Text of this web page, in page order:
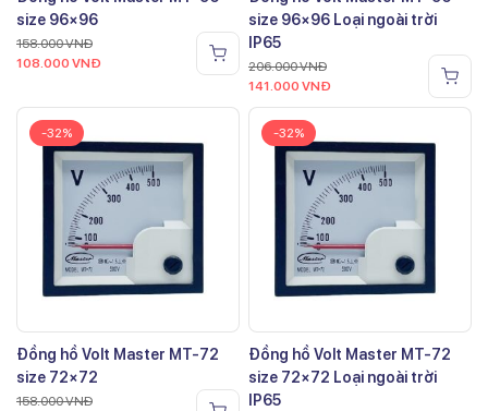
size 96×96
158.000VNĐ
108.000 VNĐ
size 96×96 Loại ngoài trời
IP65
206.000VNĐ
141.000 VNĐ
-32%
Đồng hồ Volt Master MT-72
size 72×72
158.000VNĐ
-32%
Đồng hồ Volt Master MT-72
size 72×72 Loại ngoài trời
IP65